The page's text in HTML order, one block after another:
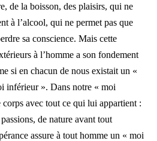
de la boisson, des plaisirs, qui ne
à l’alcool, qui ne permet pas que
sa conscience. Mais cette
à l’homme a son fondement
si en chacun de nous existait un «
inférieur ». Dans notre « moi
avec tout ce qui lui appartient :
de nature avant tout
assure à tout homme un « moi